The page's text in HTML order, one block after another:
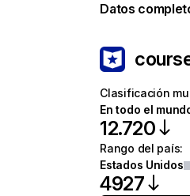
Datos
Clasificación
En todo el
12.720
Rango del país:
Estados Unidos
4927